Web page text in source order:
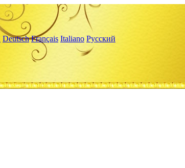
Deutsch Français Italiano Русский